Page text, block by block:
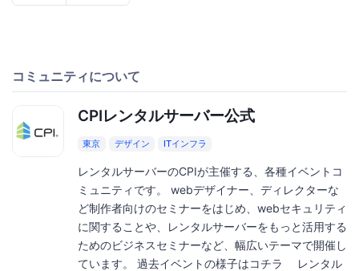
コミュニティについて
CPIレンタルサーバー公式
東京 デザイン ITインフラ
レンタルサーバーのCPIが主催する、各種イベントコ
ミュニティです。 webデザイナー、ディレクターな
ど制作者向けのセミナーをはじめ、webセキュリティ
に関することや、レンタルサーバーをもっと活用する
ためのビジネスセミナーなど、幅広いテーマで開催し
ています。 過去イベントの様子はコチラ レンタル